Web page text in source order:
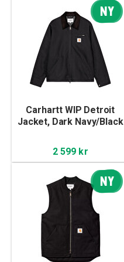
NY
Carhartt WIP Detroit
Jacket, Dark Navy/Black
2 599 kr
NY